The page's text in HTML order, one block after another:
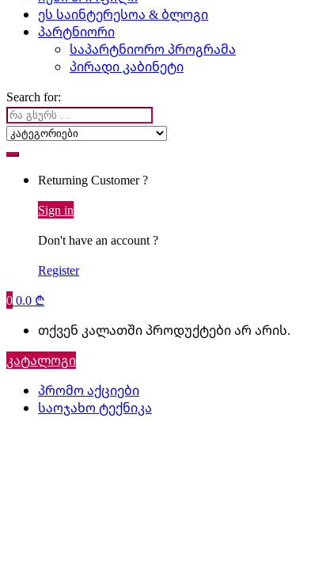
ეს საინტერესოა & ბლოგი
პარტნიორი
საპარტნიორო პროგრამა
პირადი კაბინეტი
Search for:
Returning Customer ?
Sign in
Don't have an account ?
Register
00.0 ₾
თქვენ კალათში პროდუქტები არ არის.
კატალოგი
პრომო აქციები
საოჯახო ტექნიკა